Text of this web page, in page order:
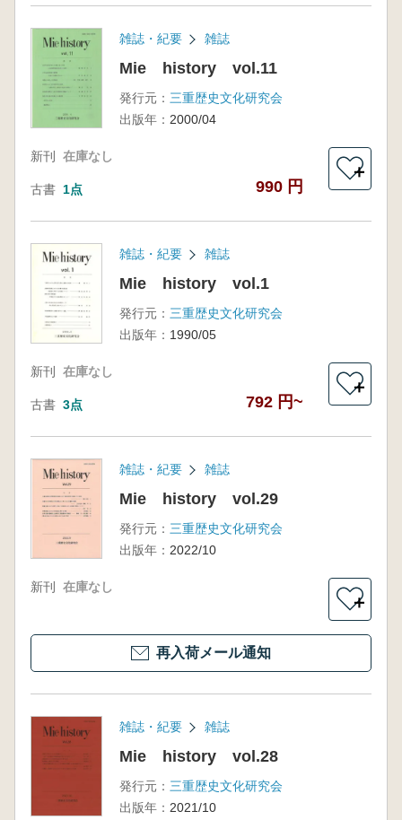
雑誌・紀要 雑誌
Mie history vol.11
発行元： 三重歴史文化研究会
出版年： 2000/04
新刊 在庫なし
古書 1点 990 円
＋
雑誌・紀要 雑誌
Mie history vol.1
発行元： 三重歴史文化研究会
出版年： 1990/05
新刊 在庫なし
古書 3点 792 円~
＋
雑誌・紀要 雑誌
Mie history vol.29
発行元： 三重歴史文化研究会
出版年： 2022/10
新刊 在庫なし
＋
再入荷メール通知
雑誌・紀要 雑誌
Mie history vol.28
発行元： 三重歴史文化研究会
出版年： 2021/10